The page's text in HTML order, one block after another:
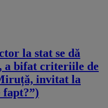
la stat se dă
a bifat criteriile de
invitat la
fapt?”)